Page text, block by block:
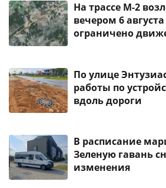
На трассе М-2
вечером 6
ограничено
По улице
работы по
вдоль дороги
В расписание
Зеленую гавань
изменения